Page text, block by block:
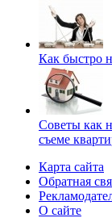
Как быстро
Советы как
съеме
Карта сайта
Обратная
О сайте